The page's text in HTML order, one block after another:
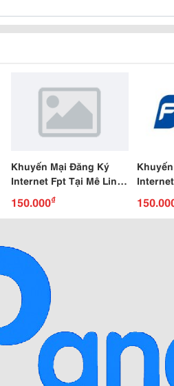
Khuyến Mại Đăng Ký
Internet Fpt Tại Mê Linh
Tháng 8
150.000₫
Tháng 7